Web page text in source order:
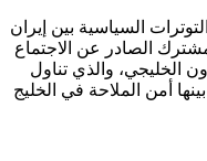
السياسية بين إيران
الصادر عن الاجتماع
الخليجي، والذي تناول
أمن الملاحة في الخليج